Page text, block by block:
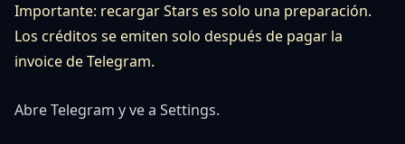
Importante: recargar Stars es solo una preparación.
Los créditos se emiten solo después de pagar la
invoice de Telegram.
Abre Telegram y ve a Settings.